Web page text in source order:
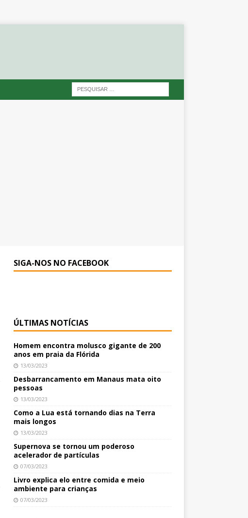
SIGA-NOS NO FACEBOOK
ÚLTIMAS NOTÍCIAS
Homem encontra molusco gigante de 200
anos em praia da Flórida
13/03/2023
Desbarrancamento em Manaus mata oito
pessoas
13/03/2023
Como a Lua está tornando dias na Terra
mais longos
13/03/2023
Supernova se tornou um poderoso
acelerador de partículas
07/03/2023
Livro explica elo entre comida e meio
ambiente para crianças
07/03/2023